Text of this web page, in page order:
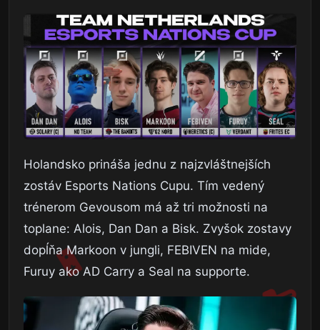
Holandsko prináša jednu z najzvláštnejších
zostáv Esports Nations Cupu. Tím vedený
trénerom Gevousom má až tri možnosti na
toplane: Alois, Dan Dan a Bisk. Zvyšok zostavy
dopĺňa Markoon v jungli, FEBIVEN na mide,
Furuy ako AD Carry a Seal na supporte.